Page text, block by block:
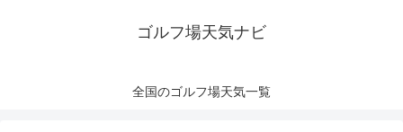
ゴルフ場天気ナビ
全国のゴルフ場天気一覧